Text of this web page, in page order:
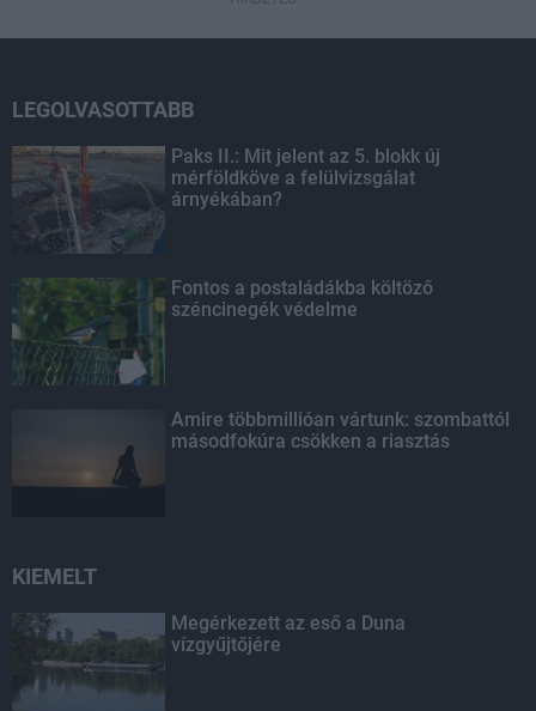
LEGOLVASOTTABB
Paks II.: Mit jelent az 5. blokk új
mérföldköve a felülvizsgálat
árnyékában?
Fontos a postaládákba költöző
széncinegék védelme
Amire többmillióan vártunk: szombattól
másodfokúra csökken a riasztás
KIEMELT
Megérkezett az eső a Duna
vízgyűjtőjére